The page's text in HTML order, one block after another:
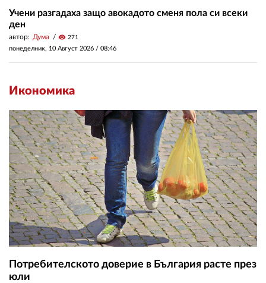
Учени разгадаха защо авокадото сменя пола си всеки
ден
автор: Дума visibility 271
понеделник, 10 Август 2026 / 08:46
Икономика
Потребителското доверие в България расте през
юли